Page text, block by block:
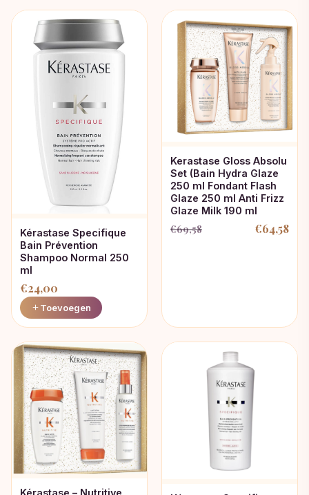
Kérastase Specifique
Bain Prévention
Shampoo Normal 250
ml
€24,00
Toevoegen
Kerastase Gloss Absolu
Set (Bain Hydra Glaze
250 ml Fondant Flash
Glaze 250 ml Anti Frizz
Glaze Milk 190 ml
€69,58
Oorspronkelijke
€64,58
Huidige
Kérastase – Nutritive